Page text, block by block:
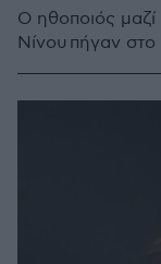
Ο ηθοποιός
Νίνου πήγαν